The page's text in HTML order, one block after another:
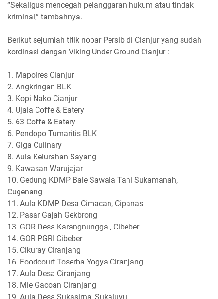
‎“Sekaligus mencegah pelanggaran hukum atau tindak
kriminal,” tambahnya.
‎Berikut sejumlah titik nobar Persib di Cianjur yang sudah
kordinasi dengan Viking Under Ground Cianjur :
‎1. Mapolres Cianjur
‎2. Angkringan BLK
‎3. Kopi Nako Cianjur
‎4. Ujala Coffe & Eatery
‎5. 63 Coffe & Eatery
‎6. Pendopo Tumaritis BLK
‎7. Giga Culinary
‎8. Aula Kelurahan Sayang
‎9. Kawasan Warujajar
‎10. Gedung KDMP Bale Sawala Tani Sukamanah,
Cugenang
‎11. Aula KDMP Desa Cimacan, Cipanas
‎12. Pasar Gajah Gekbrong
‎13. GOR Desa Karangnunggal, Cibeber
‎14. GOR PGRI Cibeber
‎15. Cikuray Ciranjang
‎16. Foodcourt Toserba Yogya Ciranjang
‎17. Aula Desa Ciranjang
‎18. Mie Gacoan Ciranjang
‎19. Aula Desa Sukasirna, Sukaluyu